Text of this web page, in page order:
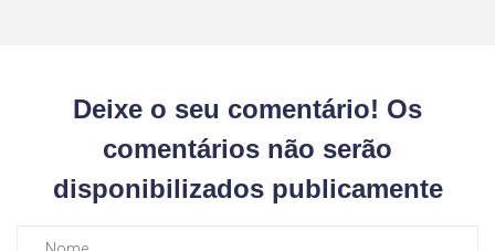
Deixe o seu comentário! Os
comentários não serão
disponibilizados publicamente